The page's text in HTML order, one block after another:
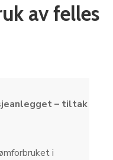
av felles
– tiltak
i